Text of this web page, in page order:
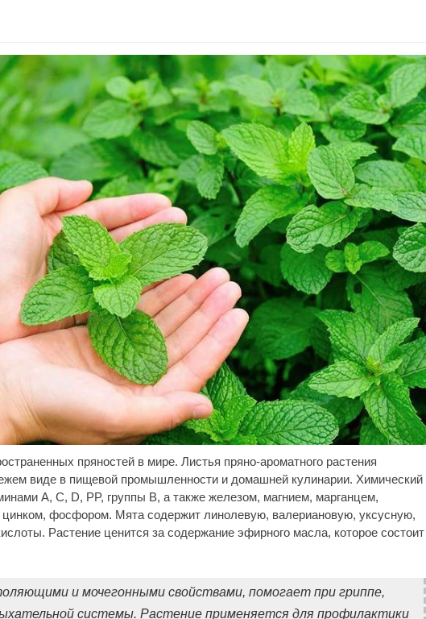
пряностей в мире. Листья пряно-ароматного растения
виде в пищевой промышленности и домашней кулинарии. Химический
А, С, D, PP, группы В, а также железом, магнием, марганцем,
фосфором. Мята содержит линолевую, валериановую, уксусную,
Растение ценится за содержание эфирного масла, которое состоит
и мочегонными свойствами, помогает при гриппе,
системы. Растение применяется для профилактики
i i
Красноярск к 400-летию
торжественно утопят в
мусоре
Обнаружена тайная
семья пропавшего
Усольцева: вторая жена
и дочь